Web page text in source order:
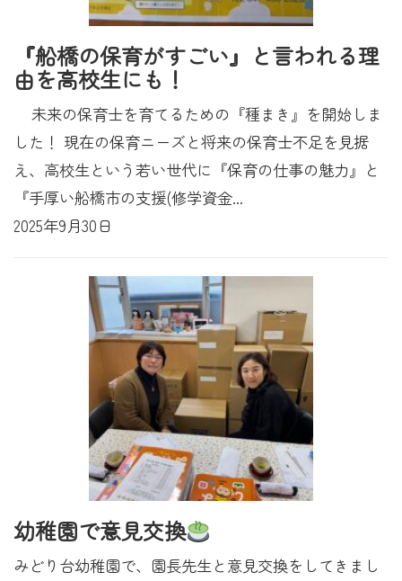
『船橋の保育がすごい』と言われる理
由を高校生にも！
未来の保育士を育てるための『種まき』を開始しま
した！ 現在の保育ニーズと将来の保育士不足を見据
え、高校生という若い世代に『保育の仕事の魅力』と
『手厚い船橋市の支援(修学資金...
2025年9月30日
幼稚園で意見交換
みどり台幼稚園で、園長先生と意見交換をしてきまし